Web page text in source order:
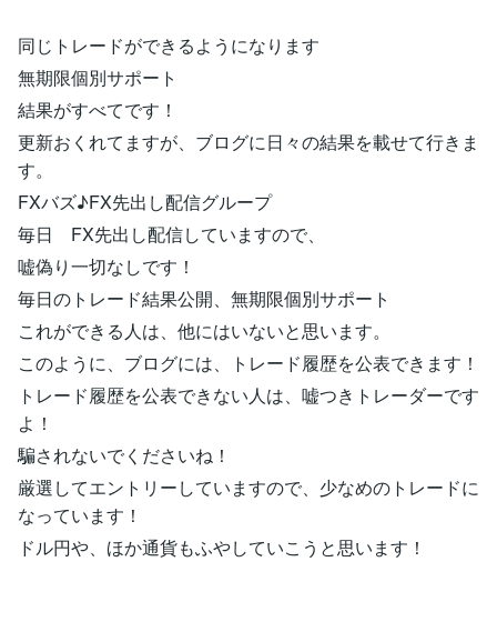
同じトレードができるようになります
無期限個別サポート
結果がすべてです！
更新おくれてますが、ブログに日々の結果を載せて行きま
す。
FXバズ♪FX先出し配信グループ
毎日 FX先出し配信していますので、
嘘偽り一切なしです！
毎日のトレード結果公開、無期限個別サポート
これができる人は、他にはいないと思います。
このように、ブログには、トレード履歴を公表できます！
トレード履歴を公表できない人は、嘘つきトレーダーです
よ！
騙されないでくださいね！
厳選してエントリーしていますので、少なめのトレードに
なっています！
ドル円や、ほか通貨もふやしていこうと思います！